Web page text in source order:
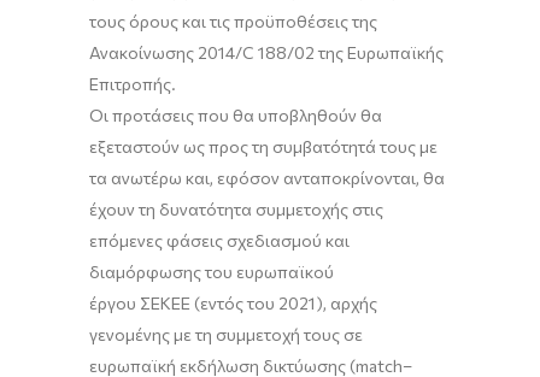
τους όρους και τις προϋποθέσεις της
Ανακοίνωσης 2014/C 188/02 της Ευρωπαϊκής
Επιτροπής.
Οι προτάσεις που θα υποβληθούν θα
εξεταστούν ως προς τη συμβατότητά τους με
τα ανωτέρω και, εφόσον ανταποκρίνονται, θα
έχουν τη δυνατότητα συμμετοχής στις
επόμενες φάσεις σχεδιασμού και
διαμόρφωσης του ευρωπαϊκού
έργου ΣΕΚΕΕ (εντός του 2021), αρχής
γενομένης με τη συμμετοχή τους σε
ευρωπαϊκή εκδήλωση δικτύωσης (match–